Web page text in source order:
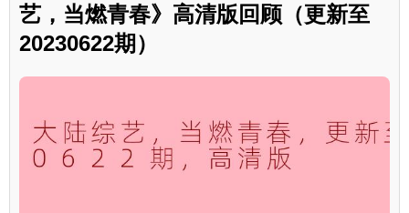
艺，当燃青春》高清版回顾（更新至
20230622期）